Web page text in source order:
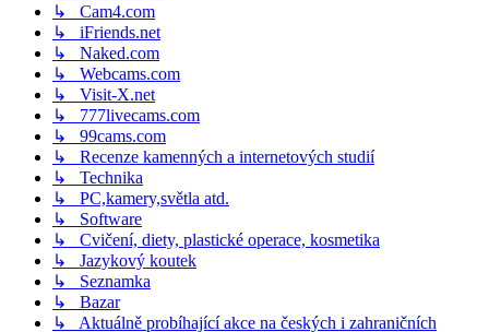
↳ Cam4.com
↳ iFriends.net
↳ Naked.com
↳ Webcams.com
↳ Visit-X.net
↳ 777livecams.com
↳ 99cams.com
↳ Recenze kamenných a internetových studií
↳ Technika
↳ PC,kamery,světla atd.
↳ Software
↳ Cvičení, diety, plastické operace, kosmetika
↳ Jazykový koutek
↳ Seznamka
↳ Bazar
↳ Aktuálně probíhající akce na českých i zahraničních